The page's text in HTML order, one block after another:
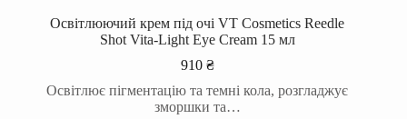
Освітлюючий крем під очі VT Cosmetics Reedle
Shot Vita-Light Eye Cream 15 мл
910 ₴
Освітлює пігментацію та темні кола, розгладжує
зморшки та…